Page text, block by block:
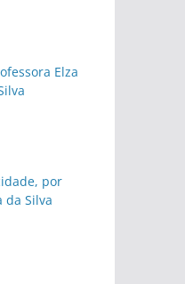
Elza
por
da Silva